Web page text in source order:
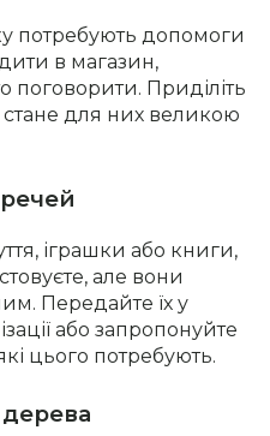
потребують допомоги
в магазин,
поговорити. Приділіть
стане для них великою
іграшки або книги,
але вони
Передайте їх у
або запропонуйте
цього потребують.
дерева